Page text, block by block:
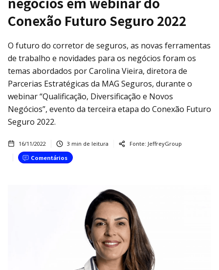
Conexão Futuro Seguro 2022
O futuro do corretor de seguros, as novas ferramentas
de trabalho e novidades para os negócios foram os
temas abordados por Carolina Vieira, diretora de
Parcerias Estratégicas da MAG Seguros, durante o
webinar “Qualificação, Diversificação e Novos
Negócios”, evento da terceira etapa do Conexão Futuro
Seguro 2022.
16/11/2022 3 min de leitura Fonte: JeffreyGroup
Comentários